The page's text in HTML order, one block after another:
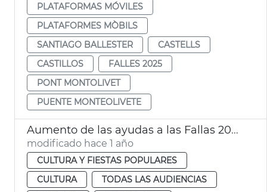
PLATAFORMAS MÓVILES
PLATAFORMES MÒBILS
SANTIAGO BALLESTER
CASTELLS
CASTILLOS
FALLES 2025
PONT MONTOLIVET
PUENTE MONTEOLIVETE
Aumento de las ayudas a las Fallas 2025
modificado hace 1 año
CULTURA Y FIESTAS POPULARES
CULTURA
TODAS LAS AUDIENCIAS